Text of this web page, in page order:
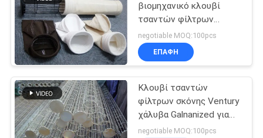
ΠΕΡΊΠΟΥ
ΕΜΕΊΣ
ΓΎΡΟΣ
ΕΡΓΟΣΤΑΣΊΩΝ
ΠΟΙΟΤΙΚΌΣ
βιομηχανικό κλουβί
τσαντών φίλτρων
συλλεκτών αέρα
κλουβιών φίλτρων
τσαντών 316
negotiable MOQ:100pcs
ΕΠΑΦΉ
Κλουβί τσαντών
φίλτρων σκόνης Ventury
χάλυβα Galnanized για
το σπίτι τσαντών
negotiable MOQ:100pcs